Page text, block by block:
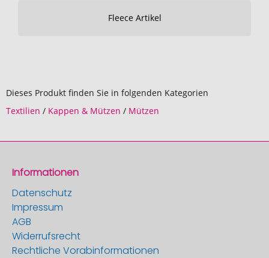
Fleece Artikel
Dieses Produkt finden Sie in folgenden Kategorien
Textilien / Kappen & Mützen / Mützen
Informationen
Datenschutz
Impressum
AGB
Widerrufsrecht
Rechtliche Vorabinformationen